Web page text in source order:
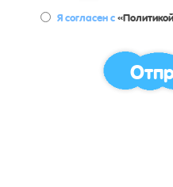
Я согласен с